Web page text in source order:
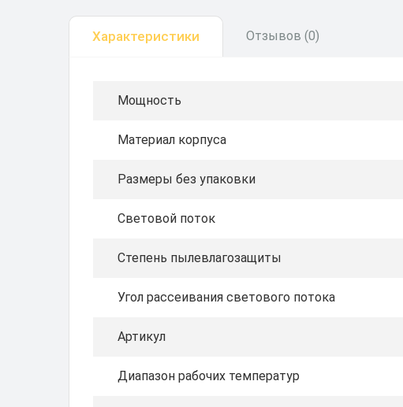
Характеристики Отзывов (0)
Мощность
Материал корпуса
Размеры без упаковки
Световой поток
Степень пылевлагозащиты
Угол рассеивания светового потока
Артикул
Диапазон рабочих температур